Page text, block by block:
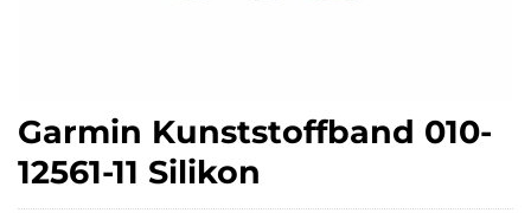
Garmin Kunststoffband 010-
12561-11 Silikon